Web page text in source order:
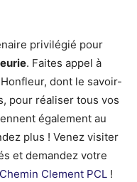
privilégié pour
. Faites appel à
dont le savoir-
pour réaliser tous vos
également au
plus ! Venez visiter
et demandez votre
Chemin Clement PCL !